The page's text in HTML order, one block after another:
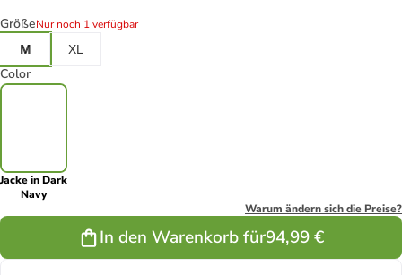
GrößeNur noch 1 verfügbar
M
XL
Color
Jacke in Dark
Navy
Warum ändern sich die Preise?
In den Warenkorb für94,99 €